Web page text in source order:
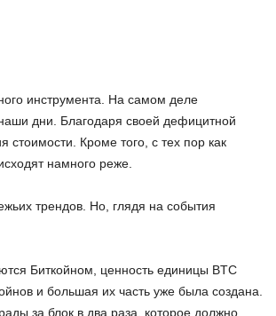
инструмента. На самом деле
дни. Благодаря своей дефицитной
стоимости. Кроме того, с тех пор как
намного реже.
трендов. Но, глядя на события
Биткойном, ценность единицы BTC
и большая их часть уже была создана.
за блок в два раза, которое должно